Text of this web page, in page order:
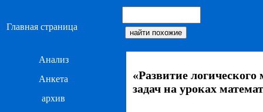
Главная страница
Анализ
Анкета
архив
«Развитие
задач на уроках